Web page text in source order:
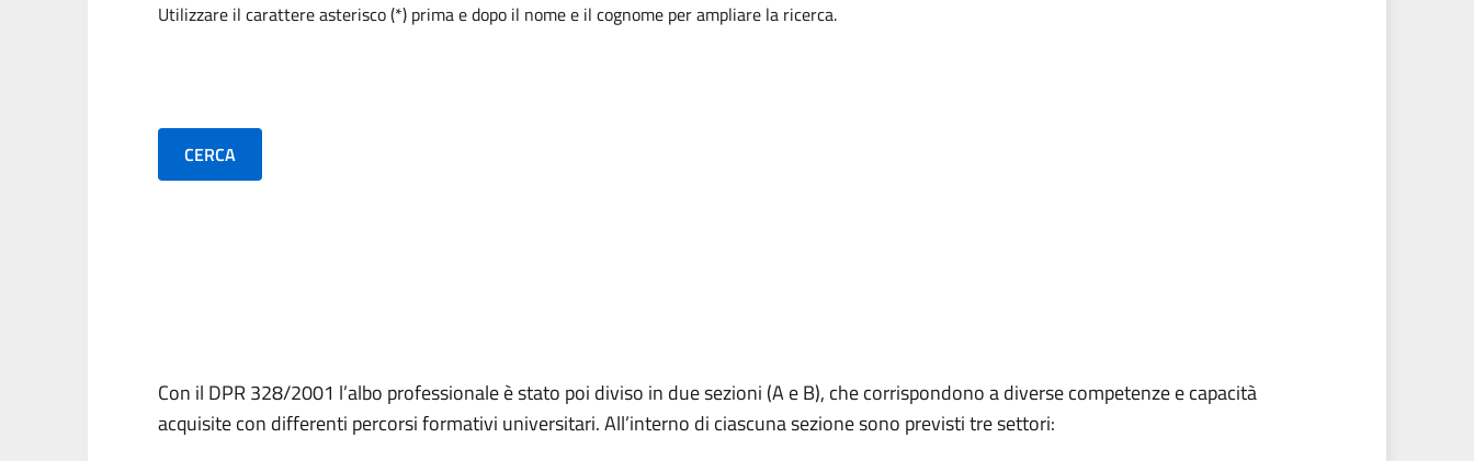
Utilizzare il carattere asterisco (*) prima e dopo il nome e il cognome per ampliare la ricerca.
CERCA
Con il DPR 328/2001 l’albo professionale è stato poi diviso in due sezioni (A e B), che corrispondono a diverse competenze e capacità
acquisite con differenti percorsi formativi universitari. All’interno di ciascuna sezione sono previsti tre settori: